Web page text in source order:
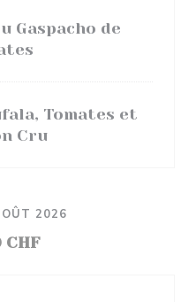
Gaspacho de
Tomates et
Cru
2026
CHF